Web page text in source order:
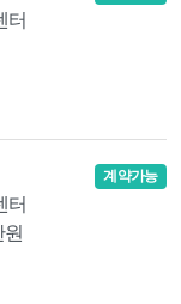
터
터
계약가능